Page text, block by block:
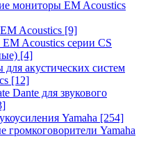
мониторы EM Acoustics
Acoustics [9]
Acoustics серии CS
[4]
для акустических систем
[12]
Dante для звукового
Yamaha [254]
громкоговорители Yamaha